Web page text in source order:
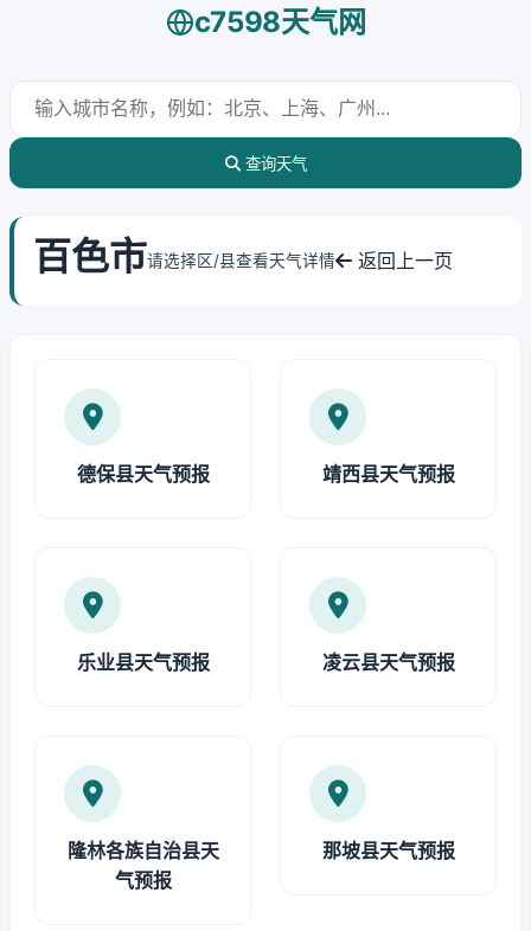
c7598天气网
查询天气
百色市请选择区/县查看天气详情 返回上一页
德保县天气预报 靖西县天气预报
乐业县天气预报 凌云县天气预报
隆林各族自治县天
气预报
那坡县天气预报